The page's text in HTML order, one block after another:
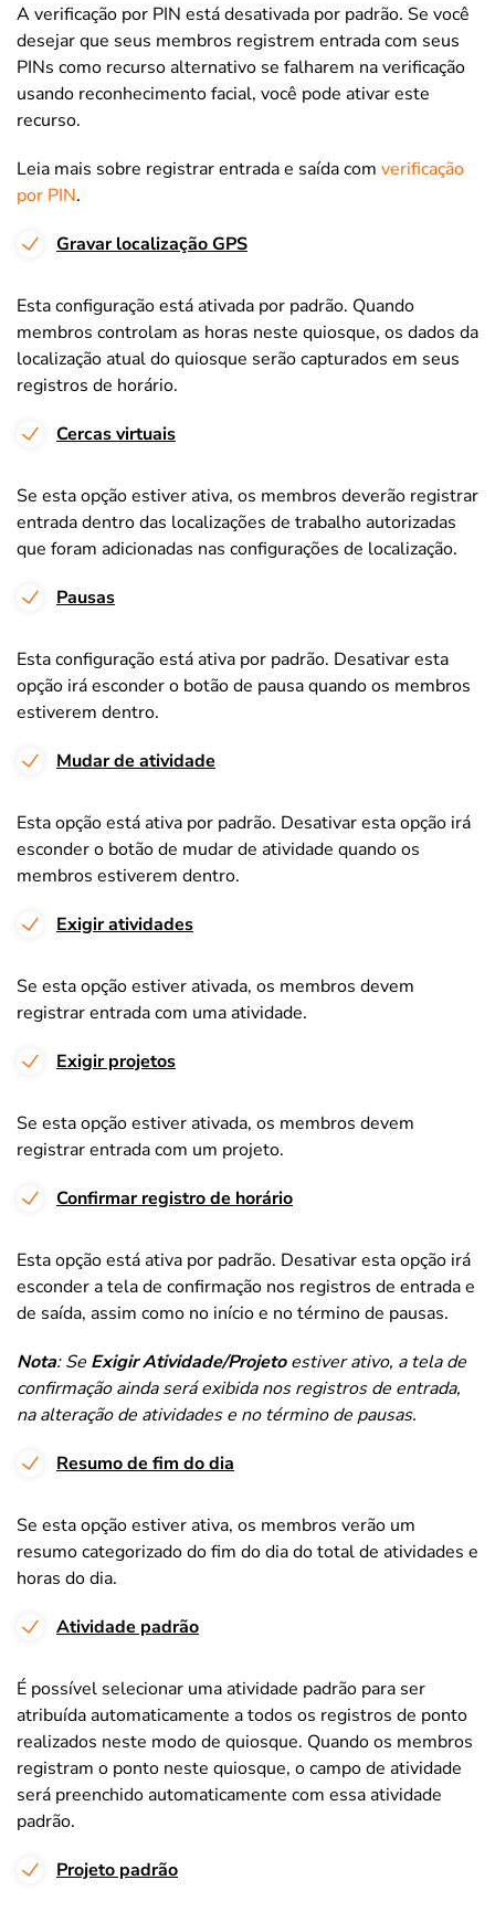
A verificação por PIN está desativada por padrão. Se você
desejar que seus membros registrem entrada com seus
PINs como recurso alternativo se falharem na verificação
usando reconhecimento facial, você pode ativar este
recurso.
Leia mais sobre registrar entrada e saída com verificação
por PIN.
Gravar localização GPS
Esta configuração está ativada por padrão. Quando
membros controlam as horas neste quiosque, os dados da
localização atual do quiosque serão capturados em seus
registros de horário.
Cercas virtuais
Se esta opção estiver ativa, os membros deverão registrar
entrada dentro das localizações de trabalho autorizadas
que foram adicionadas nas configurações de localização.
Pausas
Esta configuração está ativa por padrão. Desativar esta
opção irá esconder o botão de pausa quando os membros
estiverem dentro.
Mudar de atividade
Esta opção está ativa por padrão. Desativar esta opção irá
esconder o botão de mudar de atividade quando os
membros estiverem dentro.
Exigir atividades
Se esta opção estiver ativada, os membros devem
registrar entrada com uma atividade.
Exigir projetos
Se esta opção estiver ativada, os membros devem
registrar entrada com um projeto.
Confirmar registro de horário
Esta opção está ativa por padrão. Desativar esta opção irá
esconder a tela de confirmação nos registros de entrada e
de saída, assim como no início e no término de pausas.
Nota: Se Exigir Atividade/Projetoestiver ativo, a tela de
confirmação ainda será exibida nos registros de entrada,
na alteração de atividades e no término de pausas.
Resumo de fim do dia
Se esta opção estiver ativa, os membros verão um
resumo categorizado do fim do dia do total de atividades e
horas do dia.
Atividade padrão
É possível selecionar uma atividade padrão para ser
atribuída automaticamente a todos os registros de ponto
realizados neste modo de quiosque. Quando os membros
registram o ponto neste quiosque, o campo de atividade
será preenchido automaticamente com essa atividade
padrão.
Projeto padrão